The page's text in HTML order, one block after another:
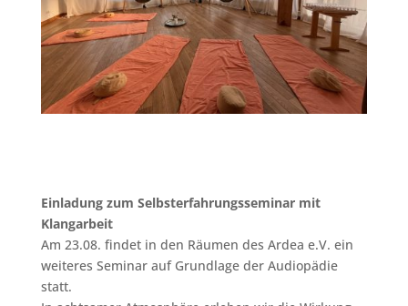
Einladung zum Selbsterfahrungsseminar mit
Klangarbeit
Am 23.08. findet in den Räumen des Ardea e.V. ein
weiteres Seminar auf Grundlage der Audiopädie
statt.